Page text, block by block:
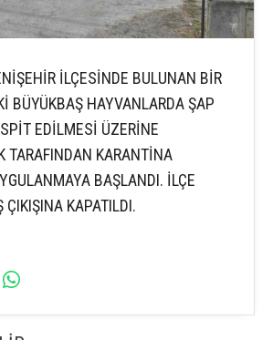
İLÇESİNDE BULUNAN BİR
BÜYÜKBAŞ HAYVANLARDA ŞAP
EDİLMESİ ÜZERİNE
TARAFINDAN KARANTİNA
BAŞLANDI. İLÇE
ÇIKIŞINA KAPATILDI.